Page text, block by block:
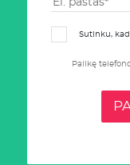
Sutinku,
Palikę